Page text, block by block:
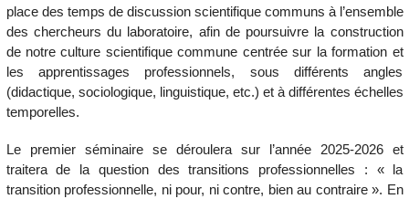
place des temps de discussion scientifique communs à l’ensemble
des chercheurs du laboratoire, afin de poursuivre la construction
de notre culture scientifique commune centrée sur la formation et
les apprentissages professionnels, sous différents angles
(didactique, sociologique, linguistique, etc.) et à différentes échelles
temporelles.
Le premier séminaire se déroulera sur l’année 2025-2026 et
traitera de la question des transitions professionnelles : « la
transition professionnelle, ni pour, ni contre, bien au contraire ». En